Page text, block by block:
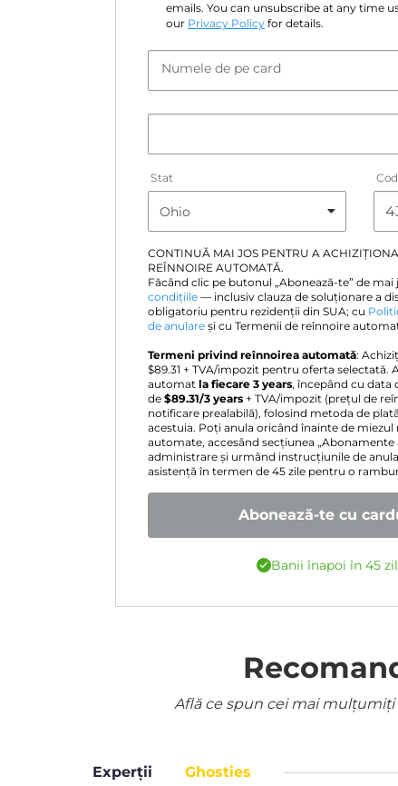
emails. You can unsubscribe at any time
our Privacy Policy for details.
Numele de pe card
Stat
CONTINUĂ MAI JOS PENTRU A
REÎNNOIRE AUTOMATĂ.
Făcând clic pe butonul „Abonează-te” de mai
condițiile — inclusiv clauza de soluționare a
obligatoriu pentru rezidenții din SUA; cu
de anulare și cu Termenii de reînnoire
Termeni privind reînnoirea automată:
$89.31 + TVA/impozit pentru oferta selectată.
automat la fiecare 3 years, începând cu data
de $89.31/3 years + TVA/impozit (prețul de
notificare prealabilă), folosind metoda de
acestuia. Poți anula oricând înainte de
automate, accesând secțiunea „Abonamente
administrare și urmând instrucțiunile de
asistență în termen de 45 zile pentru o
Abonează-te cu
Banii înapoi în 45
Află ce spun cei mai
Experții Ghosties